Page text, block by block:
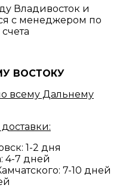
Владивосток и
с менеджером по
ВОСТОКУ
всему Дальнему
1-2 дня
4-7 дней
7-10 дней